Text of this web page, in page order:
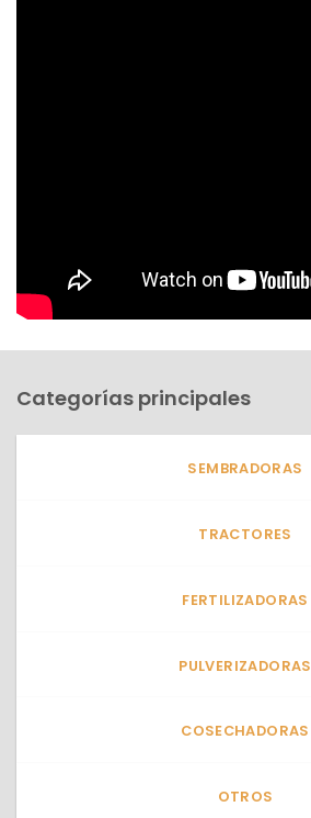
Categorías principales
SEMBRADORAS
TRACTORES
FERTILIZADORAS
PULVERIZADORAS
COSECHADORAS
OTROS